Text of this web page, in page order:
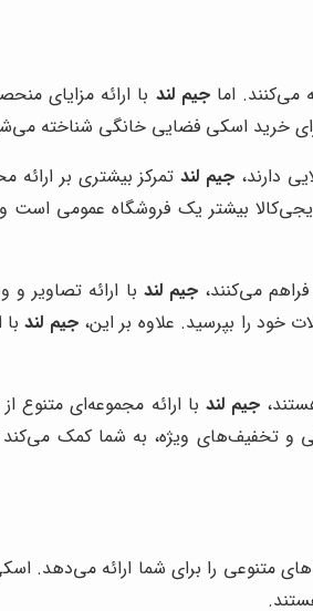
می‌کنند. اماجیم لند با ارائه مزایای
خرید اسکی فضایی خانگی شناخته
دارند، جیم لندتمرکز بیشتری بر
بیشتر یک فروشگاه عمومی
می‌کنند، جیم لند با ارائه تصاویر
خود را بپرسید. علاوه بر این،جیم لندبا
جیم لند با ارائه مجموعه‌ای متنوع
و تخفیف‌های ویژه، به شما کمک
متنوعی را برای شما ارائه می‌دهد.